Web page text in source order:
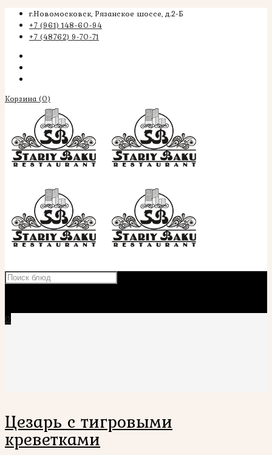
г.Новомосковск, Рязанское шоссе, д.2-Б
+7 (961) 148-60-94
+7 (48762) 9-70-71
Корзина (0)
0
Цезарь с тигровыми
креветками